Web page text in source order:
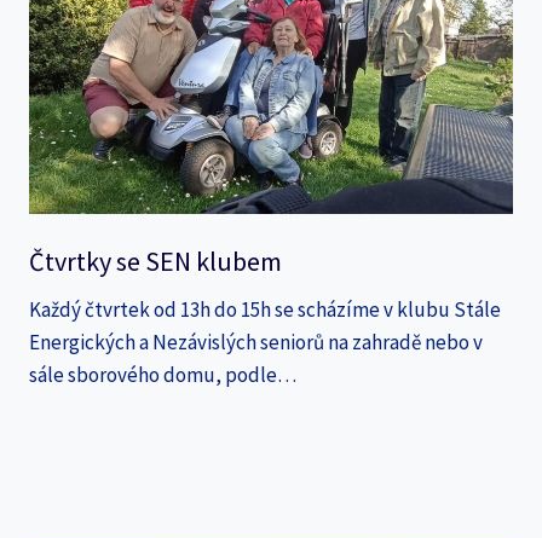
Čtvrtky se SEN klubem
Každý čtvrtek od 13h do 15h se scházíme v klubu Stále
Energických a Nezávislých seniorů na zahradě nebo v
sále sborového domu, podle…